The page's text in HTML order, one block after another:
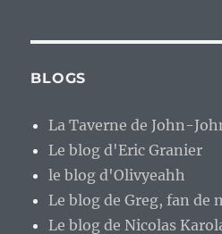
BLOGS
La Taverne de John-
Le blog d'Eric Granier
le blog d'Olivyeahh
Le blog de Greg, fan de
Le blog de Nicolas